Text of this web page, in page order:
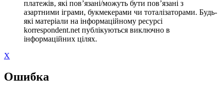
платежів, які пов’язані/можуть бути пов’язані з
азартними іграми, букмекерами чи тоталізаторами. Будь-
які матеріали на інформаційному ресурсі
korrespondent.net публікуються виключно в
інформаційних цілях.
X
Ошибка